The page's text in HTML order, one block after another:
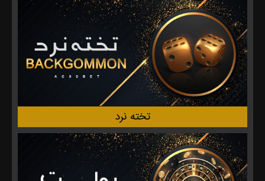
تخته نرد